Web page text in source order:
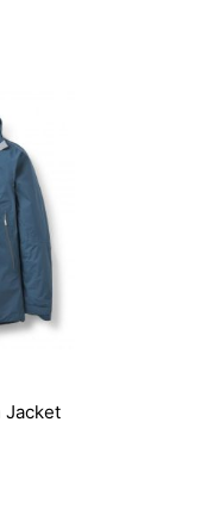
Jacket